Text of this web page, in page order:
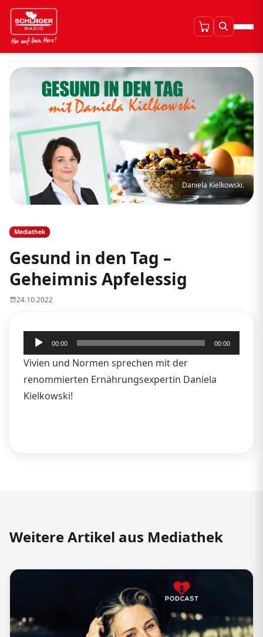
Daniela Kielkowski.
Mediathek
Gesund in den Tag –
Geheimnis Apfelessig
24.10.2022
Audio-
Player
00:00 00:00
Vivien und Normen sprechen mit der
renommierten Ernährungsexpertin Daniela
Kielkowski!
Weitere Artikel aus Mediathek